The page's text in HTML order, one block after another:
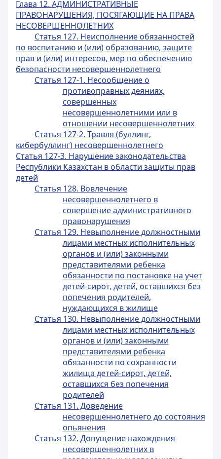
Глава 12. АДМИНИСТРАТИВНЫЕ
ПРАВОНАРУШЕНИЯ, ПОСЯГАЮЩИЕ НА ПРАВА
НЕСОВЕРШЕННОЛЕТНИХ
Статья 127. Неисполнение обязанностей
по воспитанию и (или) образованию, защите
прав и (или) интересов, мер по обеспечению
безопасности несовершеннолетнего
Статья 127-1. Несообщение о
противоправных деяниях,
совершенных
несовершеннолетними или в
отношении несовершеннолетних
Статья 127-2. Травля (буллинг,
кибербуллинг) несовершеннолетнего
Статья 127-3. Нарушение законодательства
Республики Казахстан в области защиты прав
детей
Статья 128. Вовлечение
несовершеннолетнего в
совершение административного
правонарушения
Статья 129. Невыполнение должностными
лицами местных исполнительных
органов и (или) законными
представителями ребенка
обязанности по постановке на учет
детей-сирот, детей, оставшихся без
попечения родителей,
нуждающихся в жилище
Статья 130. Невыполнение должностными
лицами местных исполнительных
органов и (или) законными
представителями ребенка
обязанности по сохранности
жилища детей-сирот, детей,
оставшихся без попечения
родителей
Статья 131. Доведение
несовершеннолетнего до состояния
опьянения
Статья 132. Допущение нахождения
несовершеннолетних в